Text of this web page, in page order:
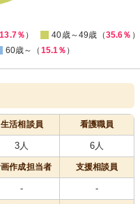
13.7％ ） 40歳～49歳（35.6％ ）
60歳～（ 15.1％ ）
生活相談員 看護職員
3人 6人
作成担当者 支援相談員
- -